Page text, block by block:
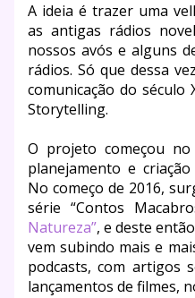
A ideia é trazer uma
as antigas rádios
nossos avós e alguns
rádios. Só que dessa
comunicação do século
Storytelling.
O projeto começou
planejamento e
No começo de 2016,
série “Contos
Natureza”, e deste
vem subindo mais e
podcasts, com artigos
lançamentos de filmes,